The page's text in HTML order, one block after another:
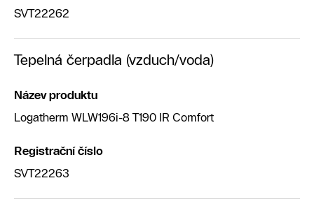
SVT22262
Tepelná čerpadla (vzduch/voda)
Název produktu
Logatherm WLW196i-8 T190 IR Comfort
Registrační číslo
SVT22263